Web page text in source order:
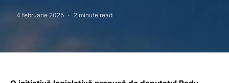
4 februarie 2025 2 minute read